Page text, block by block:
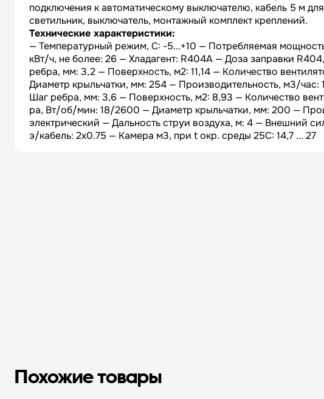
подключения к автоматическому выключателю, кабель 5 м
светильник, выключатель, монтажный комплект креплений.
Технические характеристики:
— Температурный режим, C: -5...+10 — Потребляемая
кВт/ч, не более: 26 — Хладагент: R404A — Доза заправки
ребра, мм: 3,2 — Поверхность, м2: 11,14 — Количество
Диаметр крыльчатки, мм: 254 — Производительность, м3/
Шаг ребра, мм: 3,6 — Поверхность, м2: 8,93 — Количество
ра, Вт/об/мин: 18/2600 — Диаметр крыльчатки, мм: 200 —
электрический — Дальность струи воздуха, м: 4 — Внешний
э/кабель: 2x0.75 — Камера м3, при t окр. среды 25C: 14,7 ... 27
Похожие товары